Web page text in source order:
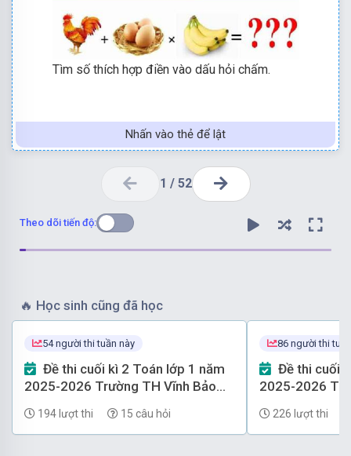
Tìm số thích hợp điền vào dấu hỏi chấm.
Nhấn vào thẻ để lật
Từ dòng một ta sẽ tìm được giá trị 1 con gà là: 20
Từ dòng hai ta sẽ tìm được giá trị 1 quả trứng sẽ là: 1
Từ dòng ba ta sẽ tìm được giá trị 1 quả chuối sẽ là: 1
Khi đó đáp án của bài toán là: 20 + 3 × 5 = 35.
Theo dõi tiến độ:
1 / 52
🔥 Học sinh cũng đã học
54 người thi tuần này
2025-2026 Trường TH Vĩnh Bảo
194 lượt thi 15 câu hỏi
86 người thi
2025-2026
226 lượt thi